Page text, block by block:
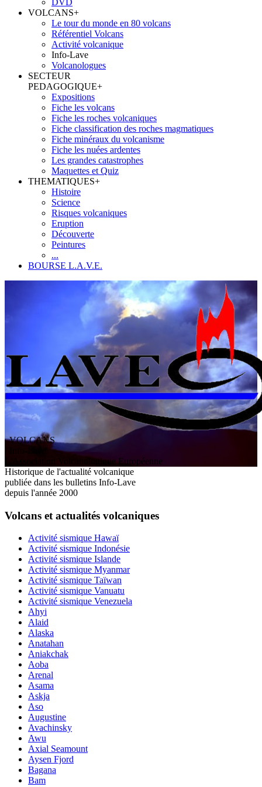
DVD
VOLCANS+
Le tour du monde en 80 volcans
Référentiel Volcans
Activité volcanique
Info-Lave
Volcanologues
SECTEUR
PEDAGOGIQUE+
Expositions
Fiche les volcans
Fiche les roches volcaniques
Fiche classification des roches magmatiques
Fiche minéraux du volcanisme
Fiche les nuées ardentes
Les grandes catastrophes
Maquettes et Quiz
THEMATIQUES+
Histoire
Science
Risques volcaniques
Eruption
Découverte
Peintures
...
BOURSE L.A.V.E.
VOLCANS
ssociation V olcanologiqueEuropéenne
Historique de l'actualité volcanique
publiée dans les bulletins Info-Lave
depuis l'année 2000
Volcans et actualités volcaniques
Activité sismique Hawaï
Activité sismique Indonésie
Activité sismique Islande
Activité sismique Myanmar
Activité sismique Taïwan
Activité sismique Vanuatu
Activité sismique Venezuela
Ahyi
Alaid
Alaska
Anatahan
Aniakchak
Aoba
Arenal
Asama
Askja
Aso
Augustine
Avachinsky
Awu
Axial Seamount
Aysen Fjord
Bagana
Bam